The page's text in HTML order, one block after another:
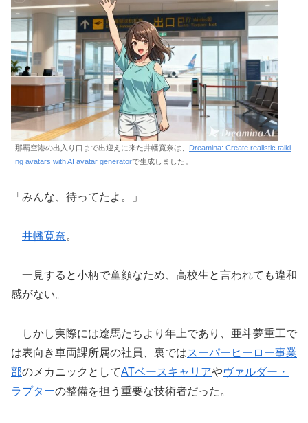
那覇空港の出入り口まで出迎えに来た井幡寛奈は、 Dreamina: Create realistic talki
ng avatars with AI avatar generatorで生成しました。
「みんな、待ってたよ。」
井幡寛奈。
一見すると小柄で童顔なため、高校生と言われても違和
感がない。
しかし実際には遼馬たちより年上であり、亜斗夢重工で
は表向き車両課所属の社員、裏ではスーパーヒーロー事業
部のメカニックとしてATベースキャリアやヴァルダー・
ラプターの整備を担う重要な技術者だった。